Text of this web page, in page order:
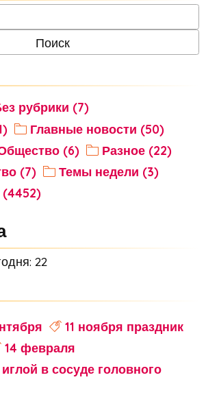
рубрики (7)
Главные новости (50)
(6)
Разное (22)
(7)
Темы недели (3)
22
11 ноября праздник
14 февраля
в сосуде головного